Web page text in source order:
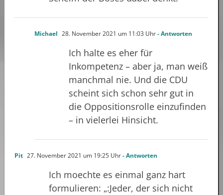
Michael 28. November 2021 um 11:03 Uhr- Antworten
Ich halte es eher für
Inkompetenz – aber ja, man weiß
manchmal nie. Und die CDU
scheint sich schon sehr gut in
die Oppositionsrolle einzufinden
– in vielerlei Hinsicht.
Pit 27. November 2021 um 19:25 Uhr- Antworten
Ich moechte es einmal ganz hart
formulieren: „:Jeder, der sich nicht